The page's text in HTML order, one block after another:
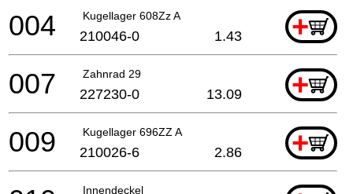
Kugellager 608Zz A +
004 210046-0 1.43
Zahnrad 29 +
007 227230-0 13.09
Kugellager 696ZZ A +
009 210026-6 2.86
Innendeckel